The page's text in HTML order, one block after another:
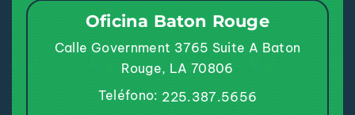
Oficina Baton Rouge
Calle Government 3765 Suite A Baton
Rouge, LA 70806
Teléfono: 225.387.5656